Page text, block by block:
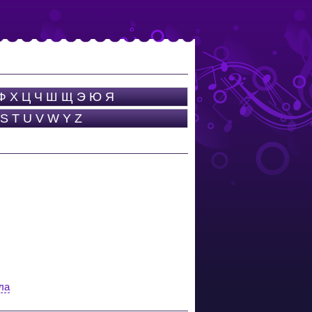
Х Ц Ч Ш Щ Э Ю Я
S T U V W Y Z